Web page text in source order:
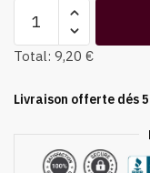
Total: 9,20 €
Livraison offerte dés